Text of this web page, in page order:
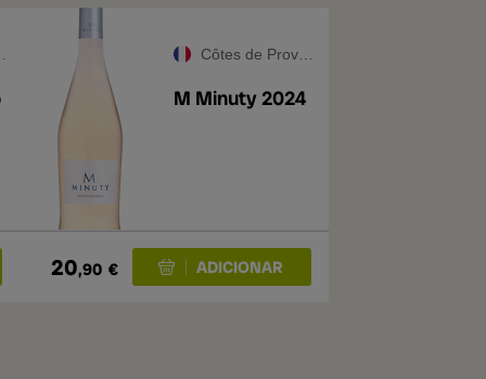
Côtes de Provence
M Minuty 2024
20,90 €